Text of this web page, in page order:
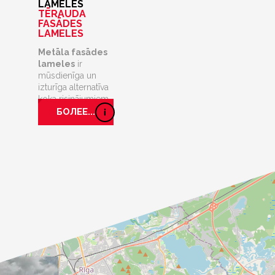
LAMELES
TĒRAUDA
FASĀDES
LAMELES
Metāla fasādes
lameles ir
mūsdienīga un
izturīga alternatīva
koka risinājumiem.
БОЛЕЕ...